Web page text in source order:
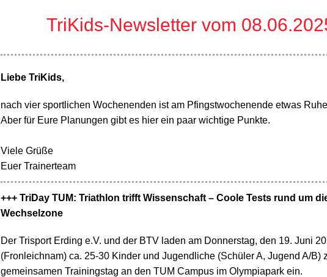
TriKids-Newsletter vom
Liebe TriKids,
nach vier sportlichen Wochenenden ist am Pfingstwochenende etwas
Aber für Eure Planungen gibt es hier ein paar wichtige Punkte.
Viele Grüße
Euer Trainerteam
+++ TriDay TUM: Triathlon trifft Wissenschaft – Coole Tests rund um
Wechselzone
Der Trisport Erding e.V. und der BTV laden am Donnerstag, den 19. Juni
(Fronleichnam) ca. 25-30 Kinder und Jugendliche (Schüler A, Jugend A/B)
gemeinsamen Trainingstag an den TUM Campus im Olympiapark ein.